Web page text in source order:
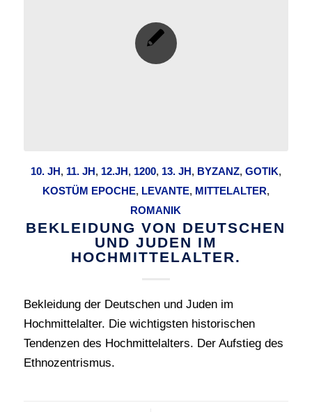
10. JH, 11. JH, 12.JH, 1200, 13. JH, BYZANZ, GOTIK,
KOSTÜM EPOCHE, LEVANTE, MITTELALTER,
ROMANIK
BEKLEIDUNG VON DEUTSCHEN
UND JUDEN IM
HOCHMITTELALTER.
Bekleidung der Deutschen und Juden im
Hochmittelalter. Die wichtigsten historischen
Tendenzen des Hochmittelalters. Der Aufstieg des
Ethnozentrismus.